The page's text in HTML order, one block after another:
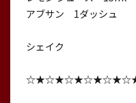
アブサン 1ダッシュ
シェイク